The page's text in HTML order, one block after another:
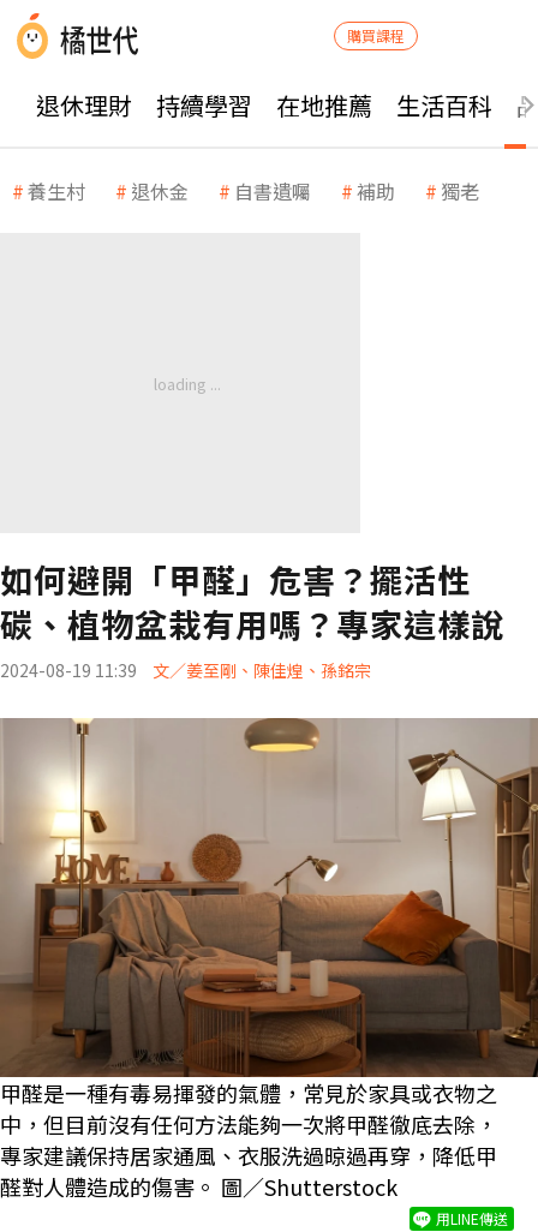
購買課程
退休理財 持續學習 在地推薦 生活百科
養生村 退休金 自書遺囑 補助 獨老
如何避開「甲醛」危害？擺活性
碳、植物盆栽有用嗎？專家這樣說
2024-08-19 11:39 文／姜至剛、陳佳煌、孫銘宗
甲醛是一種有毒易揮發的氣體，常見於家具或衣物之
中，但目前沒有任何方法能夠一次將甲醛徹底去除，
專家建議保持居家通風、衣服洗過晾過再穿，降低甲
醛對人體造成的傷害。 圖／Shutterstock
用LINE傳送